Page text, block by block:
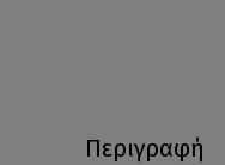
Περιγραφή